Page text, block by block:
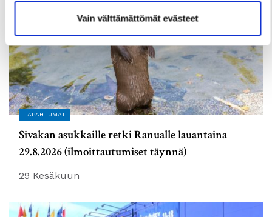
Vain välttämättömät evästeet
TAPAHTUMAT
Sivakan asukkaille retki Ranualle lauantaina
29.8.2026 (ilmoittautumiset täynnä)
29 Kesäkuun